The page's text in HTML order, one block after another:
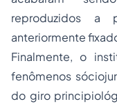
reproduzidos
anteriormente
Finalmente, o
fenômenos
do giro